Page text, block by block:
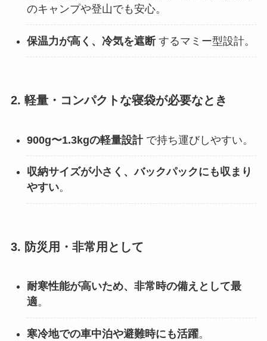
のキャンプや登山でも安心。
保温力が高く、冷気を遮断するマミー型設計。
2. 軽量・コンパクトな寝袋が必要なとき
900g〜1.3kgの軽量設計で持ち運びしやすい。
収納サイズが小さく、バックパックにも収まり
やすい。
3. 防災用・非常用として
耐寒性能が高いため、非常時の備えとして最
適。
寒冷地での車中泊や避難時にも活躍。